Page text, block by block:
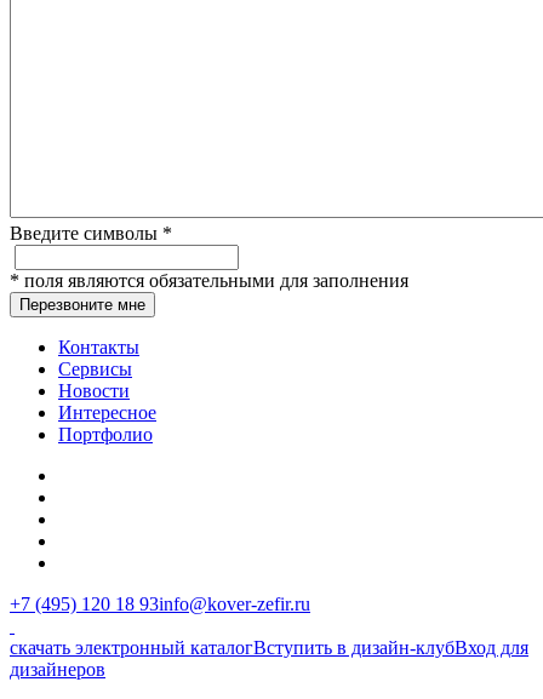
Введите символы *
* поля являются обязательными для заполнения
Перезвоните мне
Контакты
Сервисы
Новости
Интересное
Портфолио
+7 (495) 120 18 93info@kover-zefir.ru
скачать электронный каталогВступить в дизайн-клубВход для
дизайнеров